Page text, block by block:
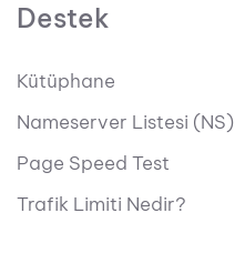
Destek
Kütüphane
Nameserver Listesi (NS)
Page Speed Test
Trafik Limiti Nedir?